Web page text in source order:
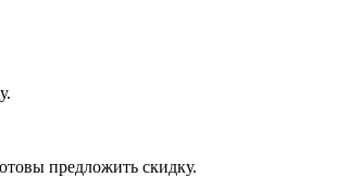
предложить скидку.